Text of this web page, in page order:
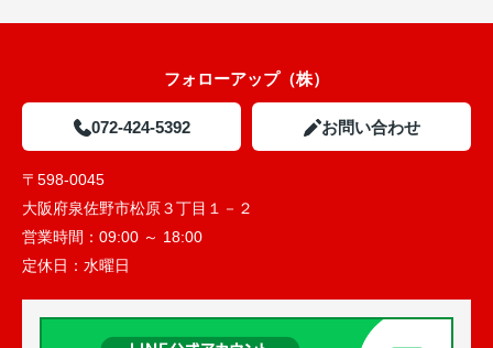
フォローアップ（株）
072-424-5392 お問い合わせ
〒598-0045
大阪府泉佐野市松原３丁目１－２
営業時間： 09:00 ～ 18:00
定休日： 水曜日